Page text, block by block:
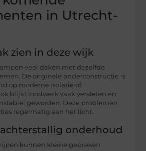
in Utrecht-
zien in deze wijk
veel daken met dezelfde
De originele onderconstructie is
op moderne isolatie of
blijkt loodwerk vaak versleten en
geworden. Deze problemen
regelmatig aan het licht.
achterstallig onderhoud
kunnen kleine gebreken